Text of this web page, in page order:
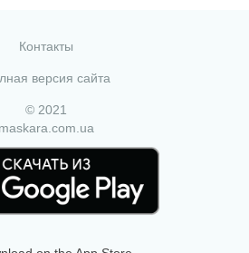
Контакты
версия сайта
© 2021
maskara.com.ua